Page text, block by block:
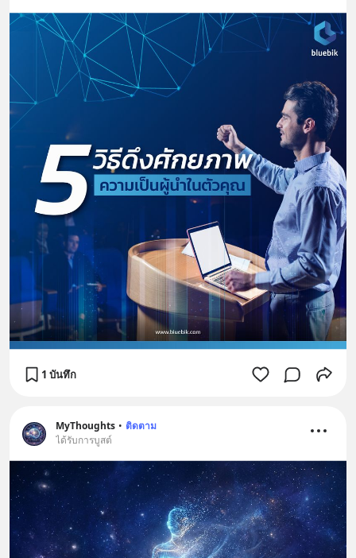
1 บันทึก
MyThoughts • ติดตาม
ได้รับการบูสต์